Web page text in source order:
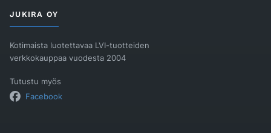
JUKIRA OY
Kotimaista luotettavaa LVI-tuotteiden
verkkokauppaa vuodesta 2004
Tutustu myös
Facebook